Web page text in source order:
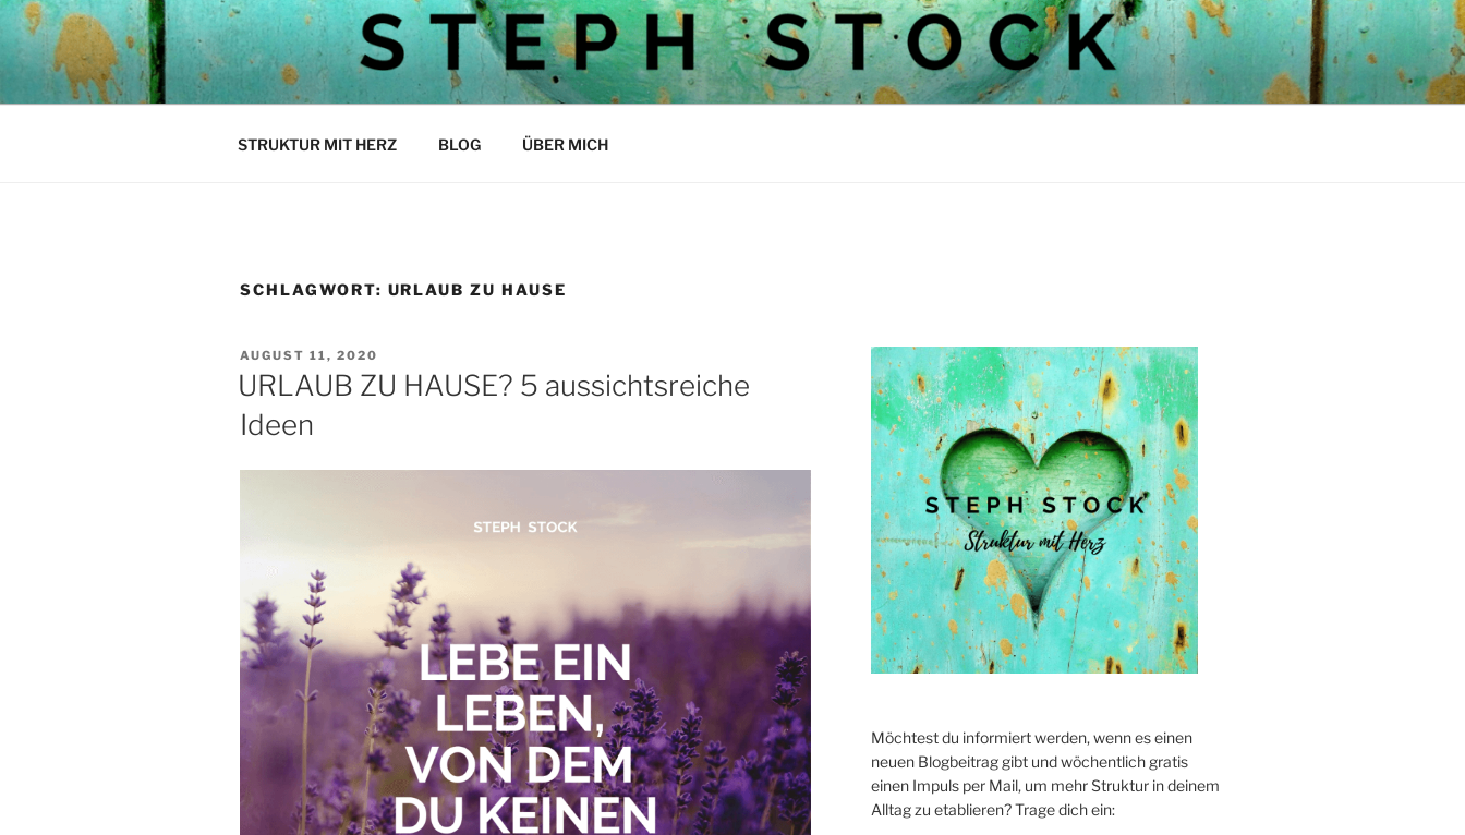
Zum
Inhalt
springen
STEPH STOCKS BLOG
Struktur mit Herz
STRUKTUR MIT HERZ BLOG ÜBER MICH
SCHLAGWORT: URLAUB ZU HAUSE
VERÖFFENTLICHT
AM
AUGUST 11, 2020
URLAUB ZU HAUSE? 5 aussichtsreiche
Ideen
Möchtest du informiert werden, wenn es einen
neuen Blogbeitrag gibt und wöchentlich gratis
einen Impuls per Mail, um mehr Struktur in deinem
Alltag zu etablieren? Trage dich ein: